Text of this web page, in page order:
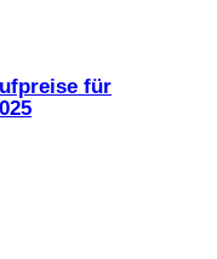
für